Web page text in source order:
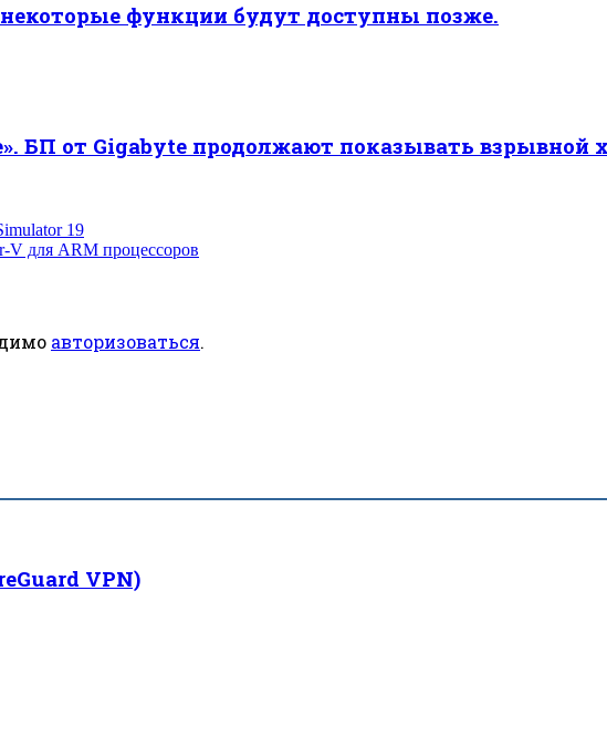
функции будут доступны позже.
БП от Gigabyte продолжают показывать взрывной
19
V для ARM процессоров
авторизоваться.
VPN)